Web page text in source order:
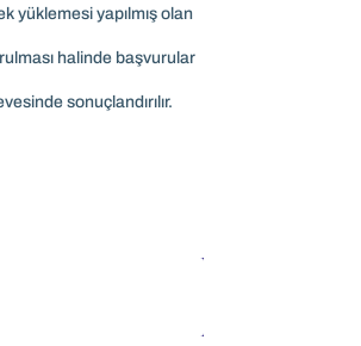
yüklemesi yapılmış olan
halinde başvurular
sonuçlandırılır.